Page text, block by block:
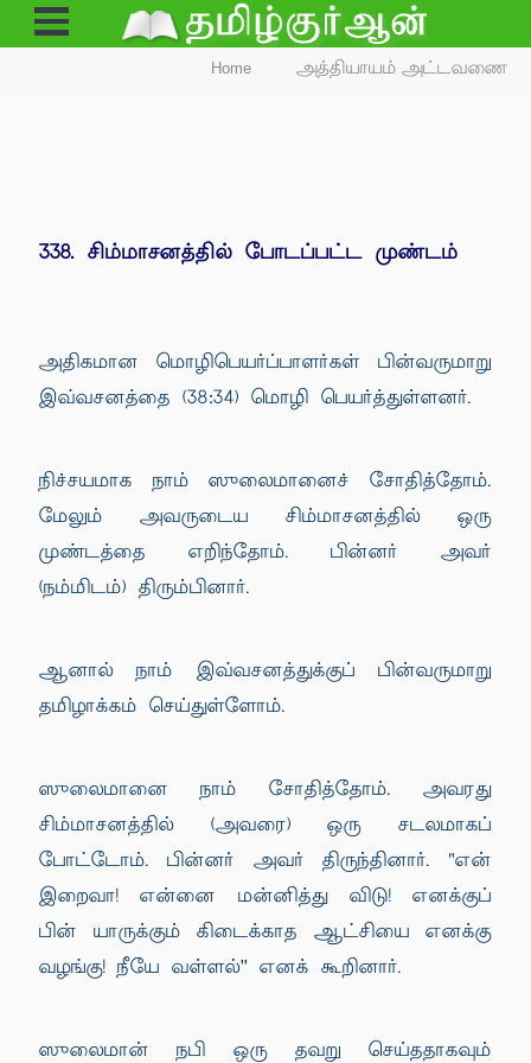
Open
Menu
Home அத்தியாயம் அட்டவணை
338. சிம்மாசனத்தில் போடப்பட்ட முண்டம்
அதிகமான மொழிபெயர்ப்பாளர்கள் பின்வருமாறு
இவ்வசனத்தை (38:34) மொழி பெயர்த்துள்ளனர்.
நிச்சயமாக நாம் ஸுலைமானைச் சோதித்தோம்.
மேலும் அவருடைய சிம்மாசனத்தில் ஒரு
முண்டத்தை எறிந்தோம். பின்னர் அவர்
(நம்மிடம்) திரும்பினார்.
ஆனால் நாம் இவ்வசனத்துக்குப் பின்வருமாறு
தமிழாக்கம் செய்துள்ளோம்.
ஸுலைமானை நாம் சோதித்தோம். அவரது
சிம்மாசனத்தில் (அவரை) ஒரு சடலமாகப்
போட்டோம். பின்னர் அவர் திருந்தினார். "என்
இறைவா! என்னை மன்னித்து விடு! எனக்குப்
பின் யாருக்கும் கிடைக்காத ஆட்சியை எனக்கு
வழங்கு! நீயே வள்ளல்'' எனக் கூறினார்.
ஸுலைமான் நபி ஒரு தவறு செய்ததாகவும்